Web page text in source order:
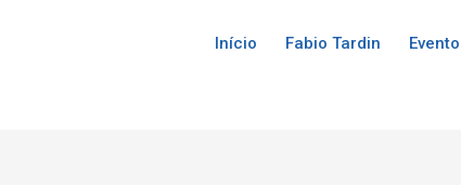
Início Fabio Tardin